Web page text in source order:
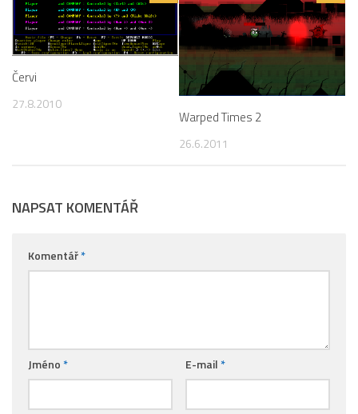
Červi
27.8.2010
Warped Times 2
26.6.2011
NAPSAT KOMENTÁŘ
Komentář*
Jméno * E-mail *